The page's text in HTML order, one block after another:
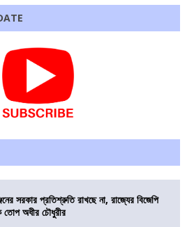
সরকার প্রতিশ্রুতি রাখছে না, রাজ্যের বিজেপি
তোপ অধীর চৌধুরীর